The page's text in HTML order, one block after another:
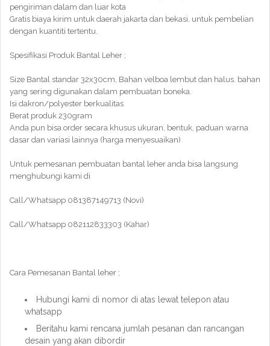
pengiriman dalam dan luar kota
Gratis biaya kirim untuk daerah jakarta dan bekasi, untuk pembelian
dengan kuantiti tertentu.
Spesifikasi Produk Bantal Leher ;
Size Bantal standar 32x30cm, Bahan velboa lembut dan halus. bahan
yang sering digunakan dalam pembuatan boneka.
Isi dakron/polyester berkualitas
Berat produk 230gram
Anda pun bisa order secara khusus ukuran, bentuk, paduan warna
dasar dan variasi lainnya (harga menyesuaikan)
Untuk pemesanan pembuatan bantal leher anda bisa langsung
menghubungi kami di
Call/Whatsapp 081387149713 (Novi)
Call/Whatsapp 082112833303 (Kahar)
Cara Pemesanan Bantal leher ;
Hubungi kami di nomor di atas lewat telepon atau
whatsapp
Beritahu kami rencana jumlah pesanan dan rancangan
desain yang akan dibordir